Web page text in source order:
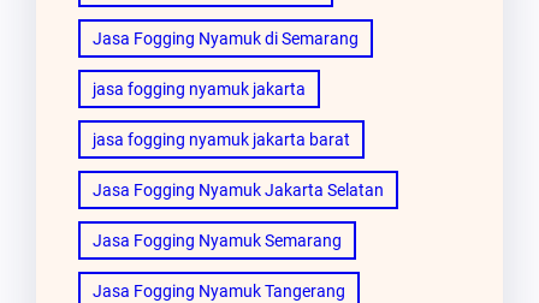
Jasa Fogging Nyamuk di Semarang
jasa fogging nyamuk jakarta
jasa fogging nyamuk jakarta barat
Jasa Fogging Nyamuk Jakarta Selatan
Jasa Fogging Nyamuk Semarang
Jasa Fogging Nyamuk Tangerang